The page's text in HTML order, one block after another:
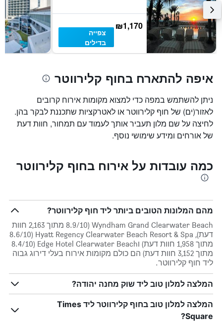
₪1,170
צפייה
בדילים
איפה להתארח בחוף קלירווטר
ניתן להשתמש במפה כדי למצוא מקומות אירוח קרובים
לאזור(ים) של חוף קלירווטר או לאטרקציות שתכננת לבקר בהן.
לחיצה על שם מלון תעביר אותך לעמוד עם תמחור, חוות דעת
של אורחים ומידע שימושי נוסף.
כמה עובדות על אירוח בחוף קלירווטר
מהם המלונות הטובים ביותר ליד חוף קלירווטר?
Wyndham Grand Clearwater Beach (8.9/10 מתוך 2,163 חוות
דעת), Hyatt Regency Clearwater Beach Resort & Spa (8.6/10
מתוך 1,958 חוות דעת) וEdge Hotel Clearwater Beach (8.4/10
מתוך 3,152 חוות דעת) הם כולם מקומות אירוח בעלי דירוג גבוה
ליד חוף קלירווטר.
המלצה למלון טוב ליד שוק מחנה יהודה?
המלצה למלון טוב בחוף קלירווטר ליד Times
Square?